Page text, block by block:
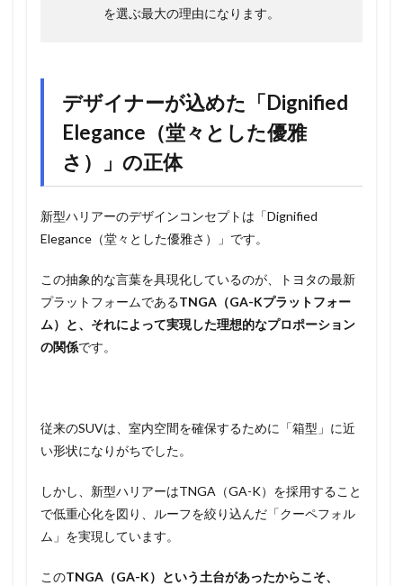
を選ぶ最大の理由になります。
デザイナーが込めた「Dignified
Elegance（堂々とした優雅
さ）」の正体
新型ハリアーのデザインコンセプトは「Dignified
Elegance（堂々とした優雅さ）」です。
この抽象的な言葉を具現化しているのが、トヨタの最新
プラットフォームであるTNGA（GA-Kプラットフォー
ム）と、それによって実現した理想的なプロポーション
の関係です。
従来のSUVは、室内空間を確保するために「箱型」に近
い形状になりがちでした。
しかし、新型ハリアーはTNGA（GA-K）を採用すること
で低重心化を図り、ルーフを絞り込んだ「クーペフォル
ム」を実現しています。
このTNGA（GA-K）という土台があったからこそ、